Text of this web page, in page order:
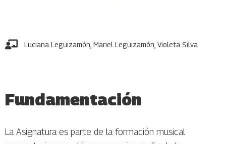
Luciana Leguizamón Mariel Leguizamón Violeta Silva
Fundamentación
La Asignatura es parte de la formación musical